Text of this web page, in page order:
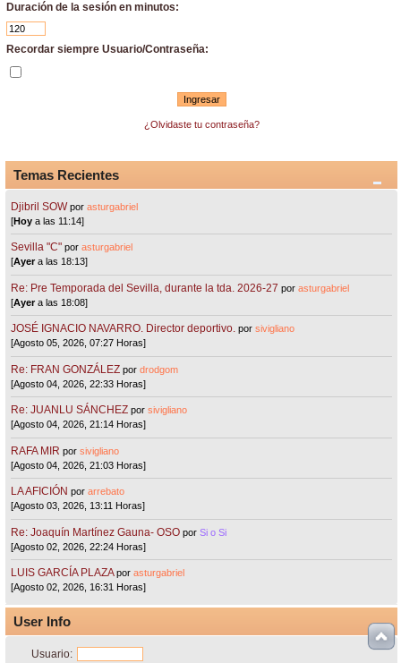
Duración de la sesión en minutos:
Recordar siempre Usuario/Contraseña:
¿Olvidaste tu contraseña?
Temas Recientes
Djibril SOW porasturgabriel
[Hoy a las 11:14]
Sevilla "C"porasturgabriel
[Ayera las 18:13]
Re: Pre Temporada del Sevilla, durante la tda. 2026-27 porasturgabriel
[Ayera las 18:08]
JOSÉ IGNACIO NAVARRO. Director deportivo. porsivigliano
[Agosto 05, 2026, 07:27 Horas]
Re: FRAN GONZÁLEZ pordrodgom
[Agosto 04, 2026, 22:33 Horas]
Re: JUANLU SÁNCHEZ porsivigliano
[Agosto 04, 2026, 21:14 Horas]
RAFA MIR porsivigliano
[Agosto 04, 2026, 21:03 Horas]
LA AFICIÓN porarrebato
[Agosto 03, 2026, 13:11 Horas]
Re: Joaquín Martínez Gauna- OSO porSi o Si
[Agosto 02, 2026, 22:24 Horas]
LUIS GARCÍA PLAZA porasturgabriel
[Agosto 02, 2026, 16:31 Horas]
User Info
Usuario: